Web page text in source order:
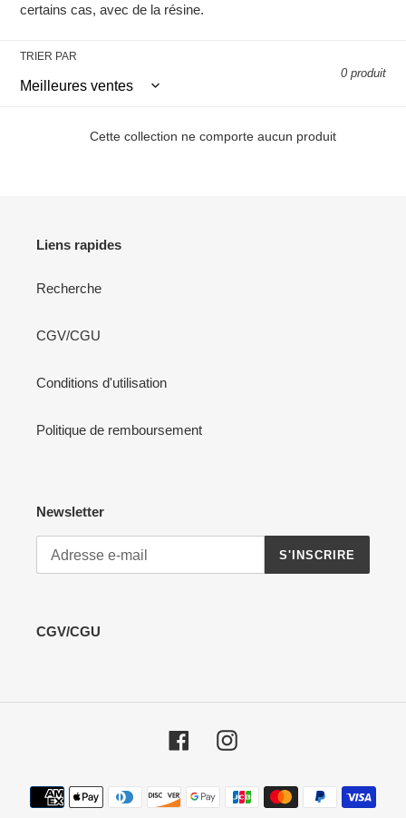
certains cas, avec de la résine.
TRIER PAR
0 produit
Cette collection ne comporte aucun produit
Liens rapides
Recherche
CGV/CGU
Conditions d'utilisation
Politique de remboursement
Newsletter
S'INSCRIRE
CGV/CGU
FacebookInstagram
Moyens
de